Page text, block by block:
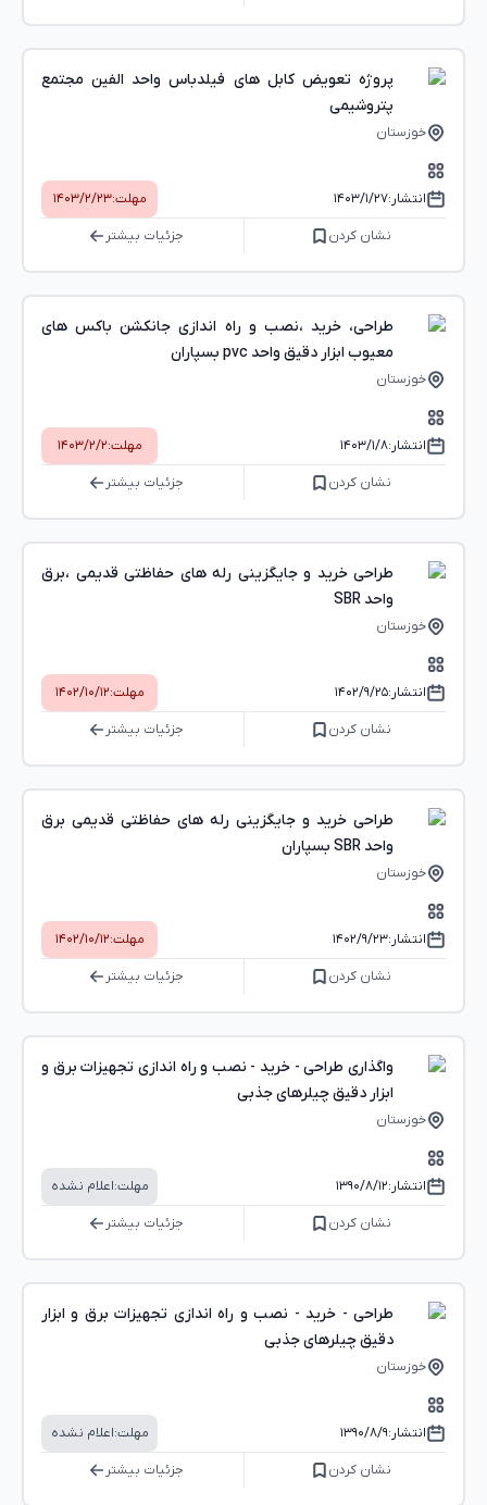
پروژه تعویض کابل های فیلدباس واحد الفین مجتمع
پتروشیمی
خوزستان
انتشار:۱۴۰۳/۱/۲۷ مهلت:۱۴۰۳/۲/۲۳
نشان کردن جزئیات بیشتر
طراحی، خرید ،نصب و راه اندازی جانکشن باکس های
معیوب ابزار دقیق واحد pvc بسپاران
خوزستان
انتشار:۱۴۰۳/۱/۸ مهلت:۱۴۰۳/۲/۲
نشان کردن جزئیات بیشتر
طراحی خرید و جایگزینی رله های حفاظتی قدیمی ،برق
واحد SBR
خوزستان
انتشار:۱۴۰۲/۹/۲۵ مهلت:۱۴۰۲/۱۰/۱۲
نشان کردن جزئیات بیشتر
طراحی خرید و جایگزینی رله های حفاظتی قدیمی برق
واحد SBR بسپاران
خوزستان
انتشار:۱۴۰۲/۹/۲۳ مهلت:۱۴۰۲/۱۰/۱۲
نشان کردن جزئیات بیشتر
واگذاری طراحی - خرید - نصب و راه اندازی تجهیزات برق و
ابزار دقیق چیلرهای جذبی
خوزستان
انتشار:۱۳۹۰/۸/۱۲ مهلت:اعلام نشده
نشان کردن جزئیات بیشتر
طراحی - خرید - نصب و راه اندازی تجهیزات برق و ابزار
دقیق چیلرهای جذبی
خوزستان
انتشار:۱۳۹۰/۸/۹ مهلت:اعلام نشده
نشان کردن جزئیات بیشتر